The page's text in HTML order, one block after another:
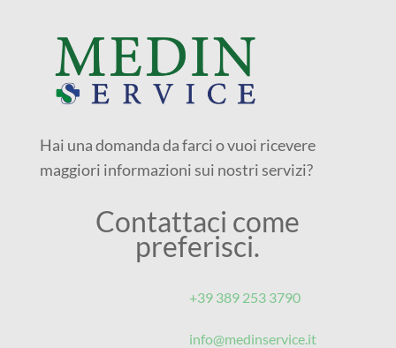
Hai una domanda da farci o vuoi ricevere
maggiori informazioni sui nostri servizi?
Contattaci come
preferisci.
+39 389 253 3790‬
info@medinservice.it